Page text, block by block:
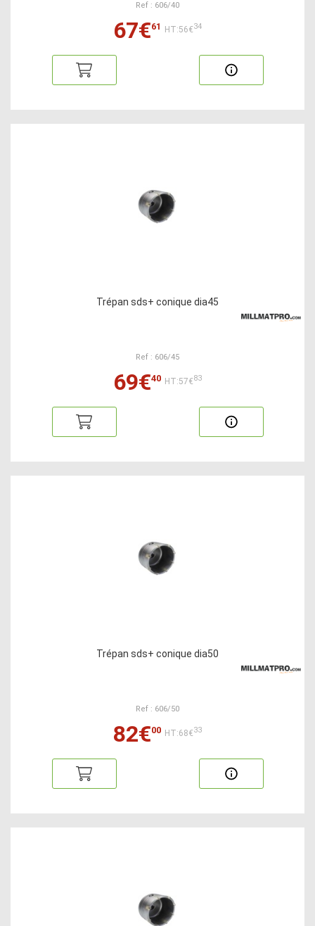
Ref : 606/40
67€61 HT:56€34
Trépan sds+ conique dia45
Ref : 606/45
69€40 HT:57€83
Trépan sds+ conique dia50
Ref : 606/50
82€00 HT:68€33